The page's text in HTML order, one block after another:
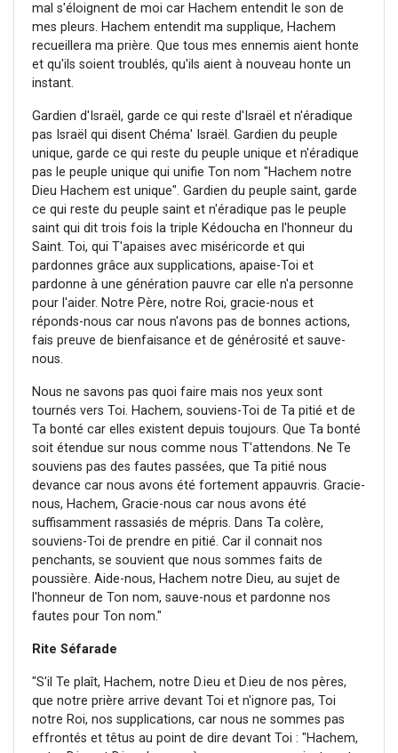
mal s'éloignent de moi car Hachem entendit le son de
mes pleurs. Hachem entendit ma supplique, Hachem
recueillera ma prière. Que tous mes ennemis aient honte
et qu'ils soient troublés, qu'ils aient à nouveau honte un
instant.
Gardien d'Israël, garde ce qui reste d'Israël et n'éradique
pas Israël qui disent Chéma' Israël. Gardien du peuple
unique, garde ce qui reste du peuple unique et n'éradique
pas le peuple unique qui unifie Ton nom "Hachem notre
Dieu Hachem est unique". Gardien du peuple saint, garde
ce qui reste du peuple saint et n'éradique pas le peuple
saint qui dit trois fois la triple Kédoucha en l'honneur du
Saint. Toi, qui T'apaises avec miséricorde et qui
pardonnes grâce aux supplications, apaise-Toi et
pardonne à une génération pauvre car elle n'a personne
pour l'aider. Notre Père, notre Roi, gracie-nous et
réponds-nous car nous n'avons pas de bonnes actions,
fais preuve de bienfaisance et de générosité et sauve-
nous.
Nous ne savons pas quoi faire mais nos yeux sont
tournés vers Toi. Hachem, souviens-Toi de Ta pitié et de
Ta bonté car elles existent depuis toujours. Que Ta bonté
soit étendue sur nous comme nous T'attendons. Ne Te
souviens pas des fautes passées, que Ta pitié nous
devance car nous avons été fortement appauvris. Gracie-
nous, Hachem, Gracie-nous car nous avons été
suffisamment rassasiés de mépris. Dans Ta colère,
souviens-Toi de prendre en pitié. Car il connait nos
penchants, se souvient que nous sommes faits de
poussière. Aide-nous, Hachem notre Dieu, au sujet de
l'honneur de Ton nom, sauve-nous et pardonne nos
fautes pour Ton nom."
Rite Séfarade
"S'il Te plaît, Hachem, notre D.ieu et D.ieu de nos pères,
que notre prière arrive devant Toi et n'ignore pas, Toi
notre Roi, nos supplications, car nous ne sommes pas
effrontés et têtus au point de dire devant Toi : "Hachem,